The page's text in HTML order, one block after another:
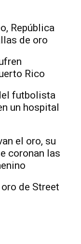
República
de oro
Rico
futbolista
un hospital
el oro, su
coronan las
de Street